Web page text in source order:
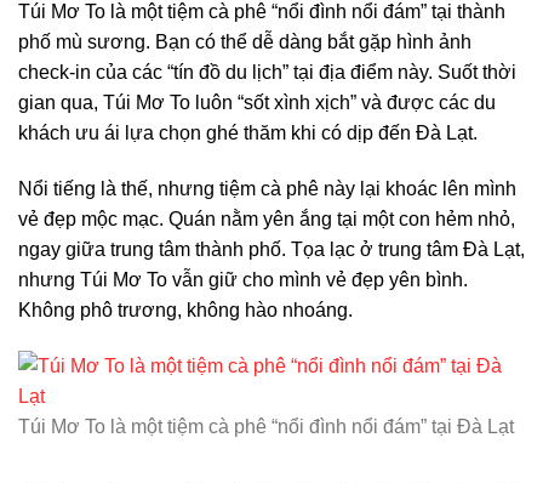
Túi Mơ To là một tiệm cà phê “nổi đình nổi đám” tại thành
phố mù sương. Bạn có thể dễ dàng bắt gặp hình ảnh
check-in của các “tín đồ du lịch” tại địa điểm này. Suốt thời
gian qua, Túi Mơ To luôn “sốt xình xịch” và được các du
khách ưu ái lựa chọn ghé thăm khi có dịp đến Đà Lạt.
Nổi tiếng là thế, nhưng tiệm cà phê này lại khoác lên mình
vẻ đẹp mộc mạc. Quán nằm yên ắng tại một con hẻm nhỏ,
ngay giữa trung tâm thành phố. Tọa lạc ở trung tâm Đà Lạt,
nhưng Túi Mơ To vẫn giữ cho mình vẻ đẹp yên bình.
Không phô trương, không hào nhoáng.
Túi Mơ To là một tiệm cà phê “nổi đình nổi đám” tại Đà Lạt